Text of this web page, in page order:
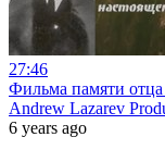
27:46
Фильма памяти
Andrew Lazarev
6 years ago